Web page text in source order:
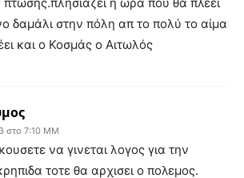
δαμάλι στην πόλη απ το πολύ το αίμα
και ο Κοσμάς ο Αιτωλός
στο 7:10 ΜΜ
να γινεται λογος για την
τοτε θα αρχισει ο πολεμος.